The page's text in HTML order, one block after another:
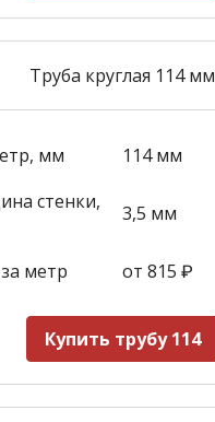
Труба круглая 114 мм
мм
114 мм
стенки,
3,5 мм
метр от 815 ₽
Купить трубу 114